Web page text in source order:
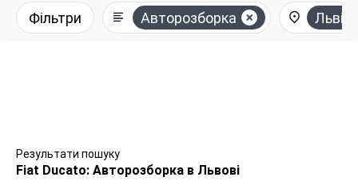
Фільтри Авторозборка Львів
Результати пошуку
Fiat Ducato: Авторозборка в Львові